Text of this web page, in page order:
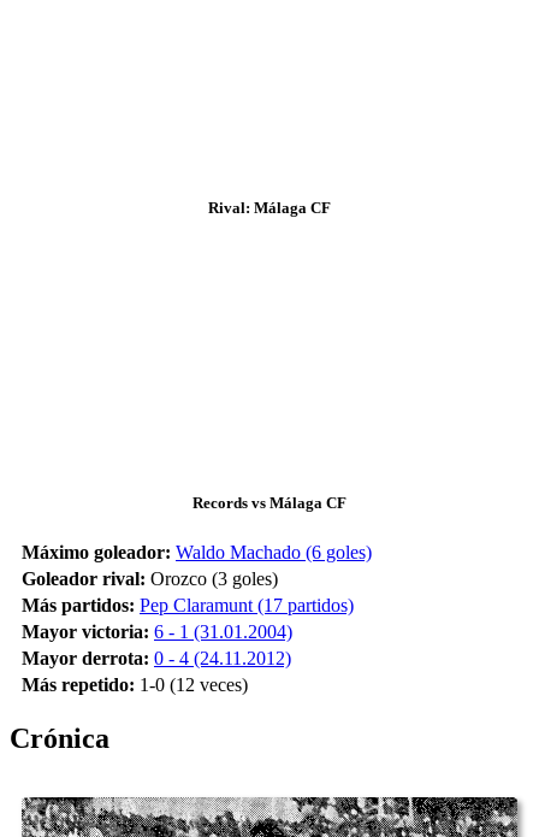
Rival: Málaga CF
Records vs Málaga CF
Máximo goleador: Waldo Machado (6 goles)
Goleador rival: Orozco (3 goles)
Más partidos: Pep Claramunt (17 partidos)
Mayor victoria: 6 - 1 (31.01.2004)
Mayor derrota: 0 - 4 (24.11.2012)
Más repetido: 1-0 (12 veces)
Crónica